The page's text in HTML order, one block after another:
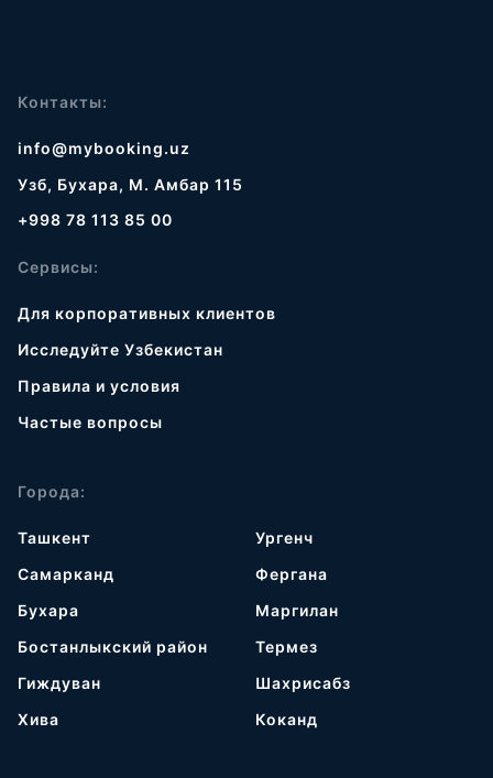
Контакты:
info@mybooking.uz
Узб, Бухара, М. Амбар 115
+998 78 113 85 00
Сервисы:
Для корпоративных клиентов
Исследуйте Узбекистан
Правила и условия
Частые вопросы
Города:
Ташкент
Самарканд
Бухара
Бостанлыкский район
Гиждуван
Хива
Ургенч
Фергана
Маргилан
Термез
Шахрисабз
Коканд